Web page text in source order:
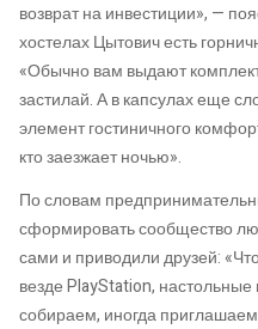
возврат на инвестиции», —
хостелах Цытович есть
«Обычно вам выдают
застилай. А в капсулах еще
элемент гостиничного
кто заезжает ночью».
По словам
сформировать сообщество
сами и приводили друзей:
везде PlayStation,
собираем, иногда